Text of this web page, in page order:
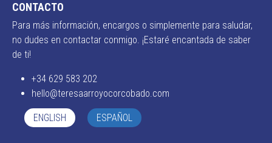
CONTACTO
Para más información, encargos o simplemente para saludar,
no dudes en contactar conmigo. ¡Estaré encantada de saber
de ti!
+34 629 583 202
hello@teresaarroyocorcobado.com
ENGLISH ESPAÑOL